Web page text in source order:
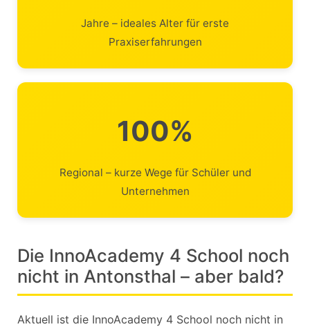
Jahre – ideales Alter für erste
Praxiserfahrungen
100%
Regional – kurze Wege für Schüler und
Unternehmen
Die InnoAcademy 4 School noch
nicht in Antonsthal – aber bald?
Aktuell ist die InnoAcademy 4 School noch nicht in